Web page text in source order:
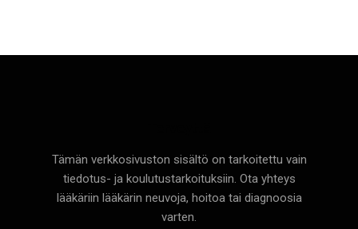
Tämän verkkosivuston sisältö on tarkoitettu vain
tiedotus- ja koulutustarkoituksiin. Ota yhteys
lääkäriin lääkärin neuvoja, hoitoa tai diagnoosia
varten.